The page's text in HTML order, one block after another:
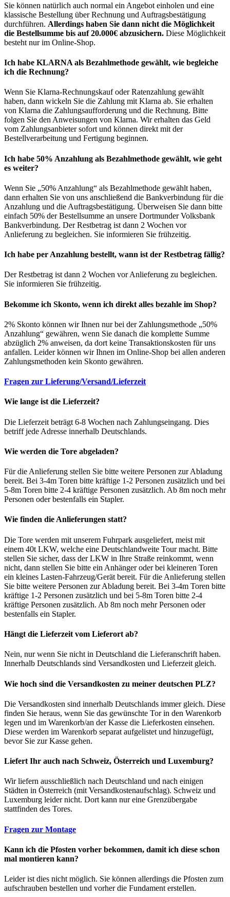
Sie können natürlich auch normal ein Angebot einholen und eine
klassische Bestellung über Rechnung und Auftragsbestätigung
durchführen. Allerdings haben Sie dann nicht die Möglichkeit
die Bestellsumme bis auf 20.000€ abzusichern. Diese Möglichkeit
besteht nur im Online-Shop.
Ich habe KLARNA als Bezahlmethode gewählt, wie begleiche
ich die Rechnung?
Wenn Sie Klarna-Rechnungskauf oder Ratenzahlung gewählt
haben, dann wickeln Sie die Zahlung mit Klarna ab. Sie erhalten
von Klarna die Zahlungsaufforderung und die Rechnung. Bitte
folgen Sie den Anweisungen von Klarna. Wir erhalten das Geld
vom Zahlungsanbieter sofort und können direkt mit der
Bestellverarbeitung und Fertigung beginnen.
Ich habe 50% Anzahlung als Bezahlmethode gewählt, wie geht
es weiter?
Wenn Sie „50% Anzahlung“ als Bezahlmethode gewählt haben,
dann erhalten Sie von uns anschließend die Bankverbindung für die
Anzahlung und die Auftragsbestätigung. Überweisen Sie dann bitte
einfach 50% der Bestellsumme an unsere Dortmunder Volksbank
Bankverbindung. Der Restbetrag ist dann 2 Wochen vor
Anlieferung zu begleichen. Sie informieren Sie frühzeitig.
Ich habe per Anzahlung bestellt, wann ist der Restbetrag fällig?
Der Restbetrag ist dann 2 Wochen vor Anlieferung zu begleichen.
Sie informieren Sie frühzeitig.
Bekomme ich Skonto, wenn ich direkt alles bezahle im Shop?
2% Skonto können wir Ihnen nur bei der Zahlungsmethode „50%
Anzahlung“ gewähren, wenn Sie danach die komplette Summe
abzüglich 2% anweisen, da dort keine Transaktionskosten für uns
anfallen. Leider können wir Ihnen im Online-Shop bei allen anderen
Zahlungsmethoden kein Skonto gewähren.
Fragen zur Lieferung/Versand/Lieferzeit
Wie lange ist die Lieferzeit?
Die Lieferzeit beträgt 6-8 Wochen nach Zahlungseingang. Dies
betriff jede Adresse innerhalb Deutschlands.
Wie werden die Tore abgeladen?
Für die Anlieferung stellen Sie bitte weitere Personen zur Abladung
bereit. Bei 3-4m Toren bitte kräftige 1-2 Personen zusätzlich und bei
5-8m Toren bitte 2-4 kräftige Personen zusätzlich. Ab 8m noch mehr
Personen oder bestenfalls ein Stapler.
Wie finden die Anlieferungen statt?
Die Tore werden mit unserem Fuhrpark ausgeliefert, meist mit
einem 40t LKW, welche eine Deutschlandweite Tour macht. Bitte
stellen Sie sicher, dass der LKW in Ihre Straße reinkommt, wenn
nicht, dann stellen Sie bitte ein Anhänger oder bei kleineren Toren
ein kleines Lasten-Fahrzeug/Gerät bereit. Für die Anlieferung stellen
Sie bitte weitere Personen zur Abladung bereit. Bei 3-4m Toren bitte
kräftige 1-2 Personen zusätzlich und bei 5-8m Toren bitte 2-4
kräftige Personen zusätzlich. Ab 8m noch mehr Personen oder
bestenfalls ein Stapler.
Hängt die Lieferzeit vom Lieferort ab?
Nein, nur wenn Sie nicht in Deutschland die Lieferanschrift haben.
Innerhalb Deutschlands sind Versandkosten und Lieferzeit gleich.
Wie hoch sind die Versandkosten zu meiner deutschen PLZ?
Die Versandkosten sind innerhalb Deutschlands immer gleich. Diese
finden Sie heraus, wenn Sie das gewünschte Tor in den Warenkorb
legen und im Warenkorb/an der Kasse die Lieferkosten einsehen.
Diese werden im Warenkorb separat aufgelistet und hinzugefügt,
bevor Sie zur Kasse gehen.
Liefert Ihr auch nach Schweiz, Österreich und Luxemburg?
Wir liefern ausschließlich nach Deutschland und nach einigen
Städten in Österreich (mit Versandkostenaufschlag). Schweiz und
Luxemburg leider nicht. Dort kann nur eine Grenzübergabe
stattfinden des Tores.
Fragen zur Montage
Kann ich die Pfosten vorher bekommen, damit ich diese schon
mal montieren kann?
Leider ist dies nicht möglich. Sie können allerdings die Pfosten zum
aufschrauben bestellen und vorher die Fundament erstellen.